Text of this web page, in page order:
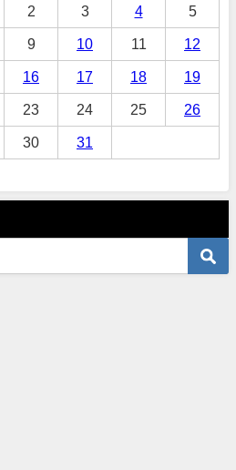
2 3 4 5
9 10 11 12
16 17 18 19
23 24 25 26
30
31